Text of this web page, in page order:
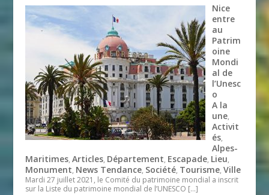
Nice
entre
au
Patrim
oine
Mondi
al de
l’Unesc
o
A la
une,
Activit
és,
Alpes-
Maritimes,Articles, Département, Escapade, Lieu,
Monument, News Tendance, Société, Tourisme,Ville
Mardi 27 juillet 2021, le Comité du patrimoine mondial a inscrit
sur la Liste du patrimoine mondial de l’UNESCO […]